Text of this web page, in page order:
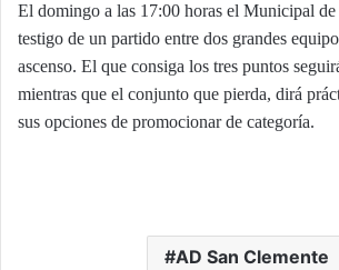
El domingo a las 17:00 horas el Municipal de
testigo de un partido entre dos grandes
ascenso. El que consiga los tres puntos
mientras que el conjunto que pierda, dirá
sus opciones de promocionar de categoría.
AD San Clemente